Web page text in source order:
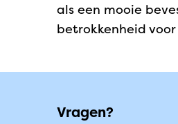
als een mooie
betrokkenheid
Vragen?